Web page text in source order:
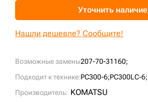
Возможные замены207-70-31160;
Подходит к технике:PC300-6;PC300LC-6;
Производитель: KOMATSU
Уточнить наличие
Нашли дешевле? Сообщите!